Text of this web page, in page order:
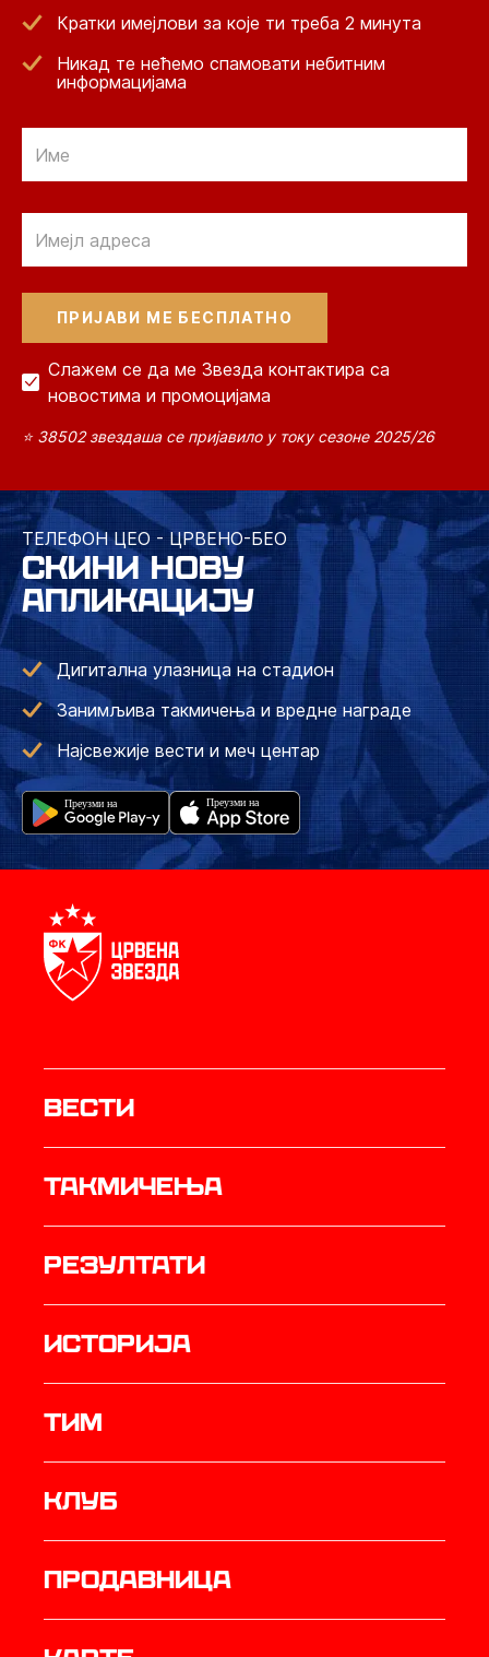
Кратки имејлови за које ти треба 2 минута
Никад те нећемо спамовати небитним
информацијама
Слажем се да ме Звезда контактира са
новостима и промоцијама
⭐ 38502 звездаша се пријавило у току сезоне 2025/26
ТЕЛЕФОН ЦЕО - ЦРВЕНО-БЕО
СКИНИ НОВУ
АПЛИКАЦИЈУ
Дигитална улазница на стадион
Занимљива такмичења и вредне награде
Најсвежије вести и меч центар
Вести
Такмичења
резултати
историја
ТИМ
Клуб
продавница